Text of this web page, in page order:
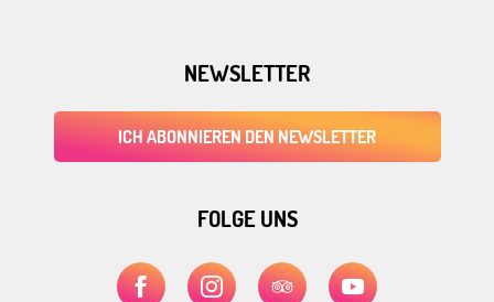
NEWSLETTER
ICH ABONNIEREN DEN NEWSLETTER
FOLGE UNS